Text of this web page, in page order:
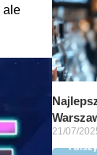
21/07/